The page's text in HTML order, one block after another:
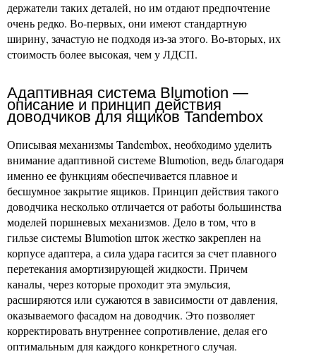
держатели таких деталей, но им отдают предпочтение
очень редко. Во-первых, они имеют стандартную
ширину, зачастую не подходя из-за этого. Во-вторых, их
стоимость более высокая, чем у ЛДСП.
Адаптивная система Blumotion —
описание и принцип действия
доводчиков для ящиков Tandembox
Описывая механизмы Tandembox, необходимо уделить
внимание адаптивной системе Blumotion, ведь благодаря
именно ее функциям обеспечивается плавное и
бесшумное закрытие ящиков. Принцип действия такого
доводчика несколько отличается от работы большинства
моделей поршневых механизмов. Дело в том, что в
гильзе системы Blumotion шток жестко закреплен на
корпусе адаптера, а сила удара гасится за счет плавного
перетекания амортизирующей жидкости. Причем
каналы, через которые проходит эта эмульсия,
расширяются или сужаются в зависимости от давления,
оказываемого фасадом на доводчик. Это позволяет
корректировать внутреннее сопротивление, делая его
оптимальным для каждого конкретного случая.